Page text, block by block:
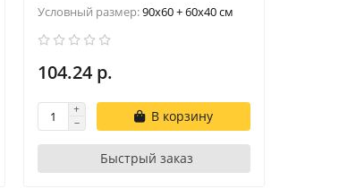
Условный размер:90x60 + 60x40 см
104.24 р.
В корзину
Быстрый заказ